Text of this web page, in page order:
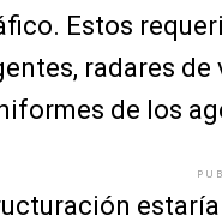
Estos
radares
de los